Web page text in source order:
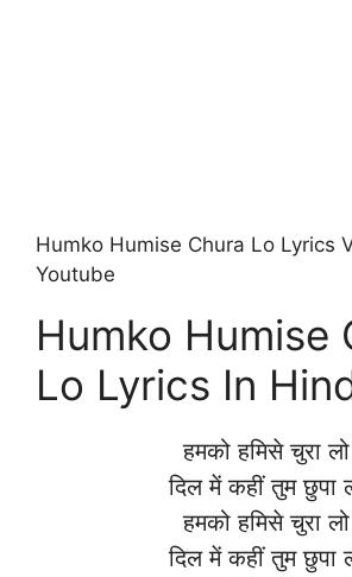
Humko Humise Chura Lo Lyrics
Youtube
Humko Humise
Lo Lyrics In
हमको हमिसे चुरा लो
दिल में कहीं तुम छुपा
हमको हमिसे चुरा लो
दिल में कहीं तुम छुपा